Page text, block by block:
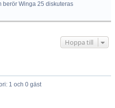
berör Winga 25 diskuteras
Hoppa till
1 och 0 gäst